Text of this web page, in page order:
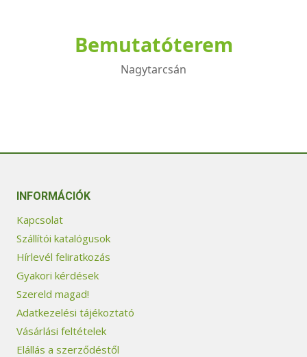
Bemutatóterem
Nagytarcsán
INFORMÁCIÓK
Kapcsolat
Szállítói katalógusok
Hírlevél feliratkozás
Gyakori kérdések
Szereld magad!
Adatkezelési tájékoztató
Vásárlási feltételek
Elállás a szerződéstől